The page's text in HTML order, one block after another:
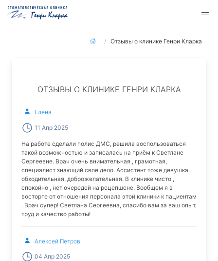
Отзывы о клинике Генри Кларка
ОТЗЫВЫ О КЛИНИКЕ ГЕНРИ КЛАРКА
Елена
11 Апр 2025
На работе сделали полис ДМС, решила воспользоваться
такой возможностью и записалась на приём к Светлане
Сергеевне. Врач очень внимательная , грамотная,
специалист знающий своё дело. Ассистент тоже девушка
обходительная, доброжелательная. В клинике чисто ,
спокойно , нет очередей на рецепшене. Вообщем я в
восторге от отношения персонала этой клиники к пациентам
. Врач супер! Светлана Сергеевна, спасибо вам за ваш опыт,
труд и качество работы!
Алексей Петров
04 Апр 2025